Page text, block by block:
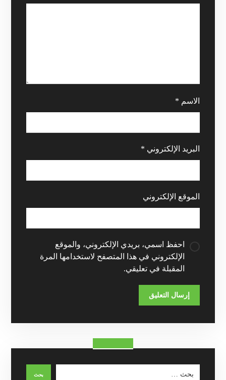
الاسم *
البريد الإلكتروني *
الموقع الإلكتروني
احفظ اسمي، بريدي الإلكتروني، والموقع
الإلكتروني في هذا المتصفح لاستخدامها المرة
المقبلة في تعليقي.